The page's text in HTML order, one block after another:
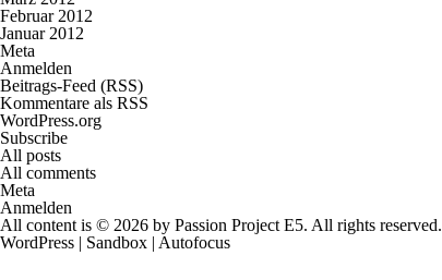
Februar 2012
Januar 2012
Meta
Anmelden
Beitrags-Feed (RSS)
Kommentare als RSS
WordPress.org
Subscribe
All posts
All comments
Meta
Anmelden
All content is © 2026 by Passion Project E5. All rights reserved.
WordPress | Sandbox | Autofocus